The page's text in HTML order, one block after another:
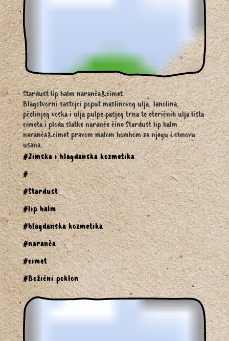
Stardust lip balm naranča&cimet
Blagotvorni sastojci poput maslinovog ulja, lanolina,
pčelinjeg voska i ulja pulpe pasjeg trna te eteričnih ulja lista
cimeta i ploda slatke naranče čine Stardust lip balm
naranča&cimet pravom malom bombom za njegu i obnovu
usana.
#Zimska i blagdanska kozmetika
#
#Stardust
#lip balm
#blagdanska kozmetika
#naranča
#cimet
#Božićni poklon